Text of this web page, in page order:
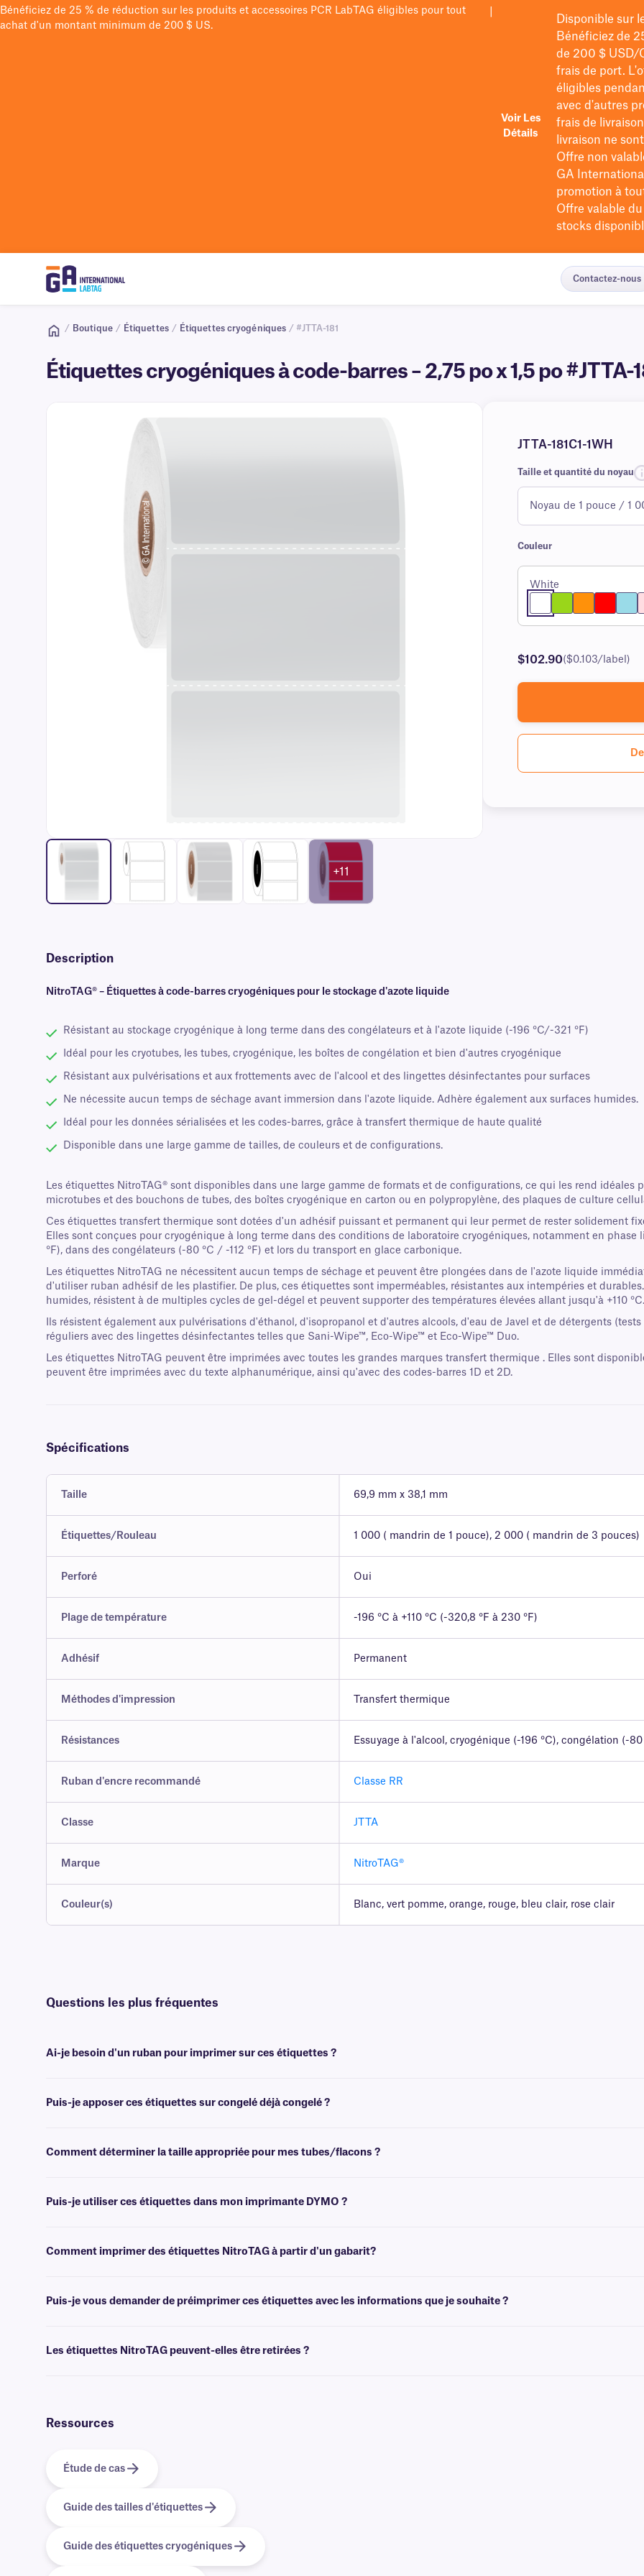
Bénéficiez de 25 % de réduction sur les produits et accessoires PCR LabTAG éligibles pour tout
achat d'un montant minimum de 200 $ US.
Voir Les
Détails
Disponible sur
Bénéficiez de
de 200 $USD/
frais de port.
éligibles
avec d'autres
frais de
livraison ne
Offre non
GA
promotion à
Offre valable
stocks
Contactez-nous
/ Boutique / Étiquettes / Étiquettes cryogéniques / #JTTA-181
Étiquettes cryogéniques à code-barres – 2,75 po x 1,5 po #JTTA-
+11
JTTA-181C1-1WH
Taille et quantité du noyau
Couleur
White
$102.90($0.103/label)
Description
NitroTAG® – Étiquettes à code-barres cryogéniques pour le stockage d'azote liquide
Résistant au stockage cryogénique à long terme dans des congélateurs et à l'azote liquide (-196 °C/-321 °F)
Idéal pour les cryotubes, les tubes, cryogénique, les boîtes de congélation et bien d'autres cryogénique
Résistant aux pulvérisations et aux frottements avec de l'alcool et des lingettes désinfectantes pour surfaces
Ne nécessite aucun temps de séchage avant immersion dans l'azote liquide. Adhère également aux surfaces humides.
Idéal pour les données sérialisées et les codes-barres, grâce à transfert thermique de haute qualité
Disponible dans une large gamme de tailles, de couleurs et de configurations.
Les étiquettes NitroTAG® sont disponibles dans une large gamme de formats et de configurations, ce qui les rend
microtubes et des bouchons de tubes, des boîtes cryogénique en carton ou en polypropylène, des plaques de culture
Ces étiquettes transfert thermique sont dotées d'un adhésif puissant et permanent qui leur permet de rester solidement
Elles sont conçues pour cryogénique à long terme dans des conditions de laboratoire cryogéniques, notamment en
°F), dans des congélateurs (-80 °C / -112 °F) et lors du transport en glace carbonique.
Les étiquettes NitroTAG ne nécessitent aucun temps de séchage et peuvent être plongées dans de l'azote liquide
d'utiliser ruban adhésif de les plastifier. De plus, ces étiquettes sont imperméables, résistantes aux intempéries et
humides, résistent à de multiples cycles de gel-dégel et peuvent supporter des températures élevées allant jusqu'à +110 °C.
Ils résistent également aux pulvérisations d'éthanol, d'isopropanol et d'autres alcools, d'eau de Javel et de détergents
réguliers avec des lingettes désinfectantes telles que Sani-Wipe™, Eco-Wipe™ et Eco-Wipe™ Duo.
Les étiquettes NitroTAG peuvent être imprimées avec toutes les grandes marques transfert thermique . Elles sont
peuvent être imprimées avec du texte alphanumérique, ainsi qu'avec des codes-barres 1D et 2D.
Spécifications
Taille 69,9 mm x 38,1 mm
Étiquettes/Rouleau 1 000 ( mandrin de 1 pouce), 2 000 ( mandrin de 3 pouces)
Perforé Oui
Plage de température -196 °C à +110 °C (-320,8 °F à 230 °F)
Adhésif Permanent
Méthodes d'impression Transfert thermique
Résistances Essuyage à l'alcool, cryogénique (-196 °C), congélation (-80
Ruban d'encre recommandé Classe RR
Classe JTTA
Marque NitroTAG®
Couleur(s) Blanc, vert pomme, orange, rouge, bleu clair, rose clair
Questions les plus fréquentes
Ai-je besoin d'un ruban pour imprimer sur ces étiquettes ?
Puis-je apposer ces étiquettes sur congelé déjà congelé ?
Comment déterminer la taille appropriée pour mes tubes/flacons ?
Puis-je utiliser ces étiquettes dans mon imprimante DYMO ?
Comment imprimer des étiquettes NitroTAG à partir d'un gabarit?
Puis-je vous demander de préimprimer ces étiquettes avec les informations que je souhaite ?
Les étiquettes NitroTAG peuvent-elles être retirées ?
Ressources
Étude de cas
Guide des tailles d'étiquettes
Guide des étiquettes cryogéniques